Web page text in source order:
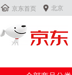
 京东首页  北京